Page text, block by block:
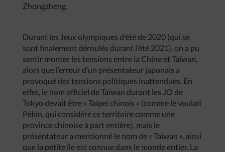
Zhongzheng.
Durant les Jeux olympiques d’été de 2020 (qui se
sont finalement déroulés durant l’été 2021), on a pu
sentir monter les tensions entre la Chine et Taïwan,
alors que l’erreur d’un présentateur japonais a
provoqué des tensions politiques inattendues. En
effet, le nom officiel de Taïwan durant les JO de
Tokyo devait être « Taipei chinois » (comme le voulait
Pékin, qui considère ce territoire comme une
province chinoise à part entière), mais le
présentateur a mentionné le nom de « Taïwan », ainsi
que la petite île est connue dans le monde entier. La